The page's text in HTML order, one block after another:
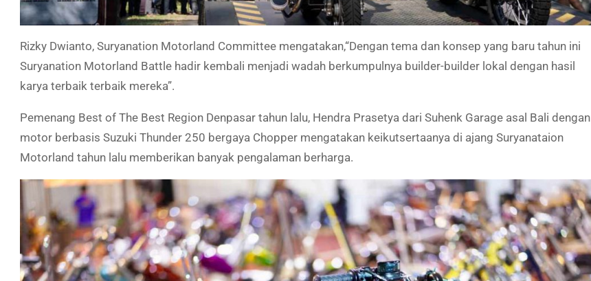
Rizky Dwianto, Suryanation Motorland Committee mengatakan,“Dengan tema dan konsep yang baru tahun ini
Suryanation Motorland Battle hadir kembali menjadi wadah berkumpulnya builder-builder lokal dengan hasil
karya terbaik terbaik mereka”.
Pemenang Best of The Best Region Denpasar tahun lalu, Hendra Prasetya dari Suhenk Garage asal Bali dengan
motor berbasis Suzuki Thunder 250 bergaya Chopper mengatakan keikutsertaanya di ajang Suryanataion
Motorland tahun lalu memberikan banyak pengalaman berharga.